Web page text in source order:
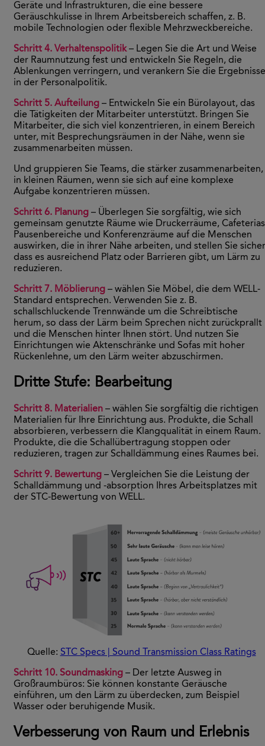
Geräte und Infrastrukturen, die eine bessere
Geräuschkulisse in Ihrem Arbeitsbereich schaffen, z. B.
mobile Technologien oder flexible Mehrzweckbereiche.
Schritt 4. Verhaltenspolitik – Legen Sie die Art und Weise
der Raumnutzung fest und entwickeln Sie Regeln, die
Ablenkungen verringern, und verankern Sie die Ergebnisse
in der Personalpolitik.
Schritt 5. Aufteilung – Entwickeln Sie ein Bürolayout, das
die Tätigkeiten der Mitarbeiter unterstützt. Bringen Sie
Mitarbeiter, die sich viel konzentrieren, in einem Bereich
unter, mit Besprechungsräumen in der Nähe, wenn sie
zusammenarbeiten müssen.
Und gruppieren Sie Teams, die stärker zusammenarbeiten,
in kleinen Räumen, wenn sie sich auf eine komplexe
Aufgabe konzentrieren müssen.
Schritt 6. Planung – Überlegen Sie sorgfältig, wie sich
gemeinsam genutzte Räume wie Druckerräume,
Pausenbereiche und Konferenzräume auf die Menschen
auswirken, die in ihrer Nähe arbeiten, und stellen Sie
dass es ausreichend Platz oder Barrieren gibt, um Lärm zu
reduzieren.
Schritt 7. Möblierung – wählen Sie Möbel, die dem WELL-
Standard entsprechen. Verwenden Sie z. B.
schallschluckende Trennwände um die Schreibtische
herum, so dass der Lärm beim Sprechen nicht zurückprallt
und die Menschen hinter Ihnen stört. Und nutzen Sie
Einrichtungen wie Aktenschränke und Sofas mit hoher
Rückenlehne, um den Lärm weiter abzuschirmen.
Dritte Stufe: Bearbeitung
Schritt 8. Materialien – wählen Sie sorgfältig die richtigen
Materialien für Ihre Einrichtung aus. Produkte, die Schall
absorbieren, verbessern die Klangqualität in einem Raum.
Produkte, die die Schallübertragung stoppen oder
reduzieren, tragen zur Schalldämmung eines Raumes bei.
Schritt 9. Bewertung – Vergleichen Sie die Leistung der
Schalldämmung und -absorption Ihres Arbeitsplatzes mit
der STC-Bewertung von WELL.
Quelle: STC Specs | Sound Transmission Class Ratings
Schritt 10. Soundmasking – Der letzte Ausweg in
Großraumbüros: Sie können konstante Geräusche
einführen, um den Lärm zu überdecken, zum Beispiel
Wasser oder beruhigende Musik.
Verbesserung von Raum und Erlebnis